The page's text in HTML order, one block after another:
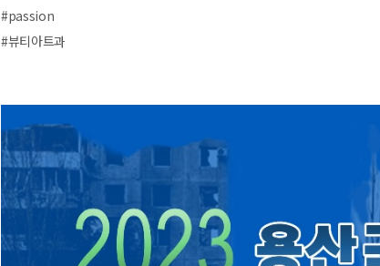
#passion
#뷰티아트과